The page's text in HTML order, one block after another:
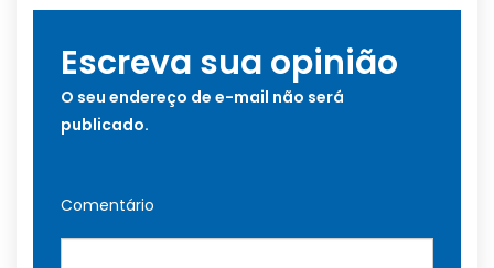
Escreva sua opinião
O seu endereço de e-mail não será
publicado.
Comentário